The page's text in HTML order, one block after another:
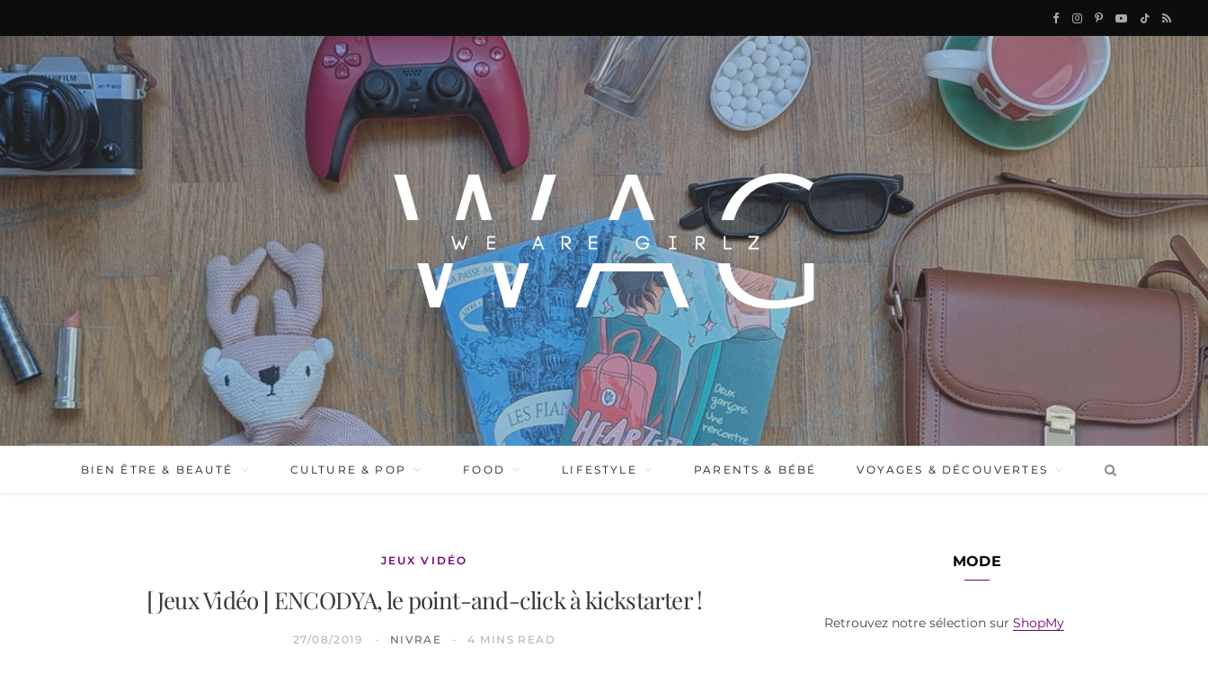
F
c
o
k
I
s
g
a
P
r
Y
b
e
T
k
R
BIEN ÊTRE & BEAUTÉ CULTURE & POP FOOD LIFESTYLE PARENTS & BÉBÉ VOYAGES & DÉCOUVERTES
JEUX VIDÉO
[ Jeux Vidéo ] ENCODYA, le point-and-click à kickstarter !
27/08/2019 NIVRAE 4 MINS READ
MODE
Retrouvez notre sélection sur ShopMy